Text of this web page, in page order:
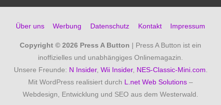
Über uns Werbung Datenschutz Kontakt Impressum
Copyright © 2026 Press A Button | Press A Button ist ein
inoffizielles und unabhängiges Onlinemagazin.
Unsere Freunde: N Insider, Wii Insider, NES-Classic-Mini.com
Mit WordPress realisiert durch L.net Web Solutions –
Webdesign, Entwicklung und SEO aus dem Westerwald.